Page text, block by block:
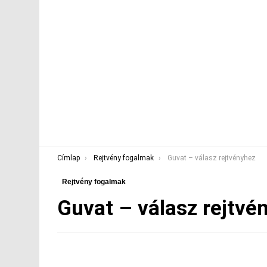
You are here:
Címlap Rejtvény fogalmak Guvat – válasz rejtvényhez
Rejtvény fogalmak
Guvat – válasz